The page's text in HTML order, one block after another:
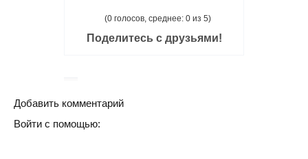
(0 голосов, среднее: 0 из 5)
Поделитесь с друзьями!
Добавить комментарий
Войти с помощью: